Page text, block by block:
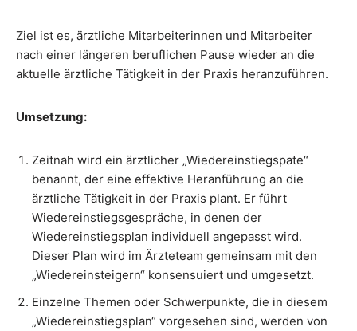
Ziel ist es, ärztliche Mitarbeiterinnen und Mitarbeiter
nach einer längeren beruflichen Pause wieder an die
aktuelle ärztliche Tätigkeit in der Praxis heranzuführen.
Umsetzung:
Zeitnah wird ein ärztlicher „Wiedereinstiegspate“
benannt, der eine effektive Heranführung an die
ärztliche Tätigkeit in der Praxis plant. Er führt
Wiedereinstiegsgespräche, in denen der
Wiedereinstiegsplan individuell angepasst wird.
Dieser Plan wird im Ärzteteam gemeinsam mit den
„Wiedereinsteigern“ konsensuiert und umgesetzt.
Einzelne Themen oder Schwerpunkte, die in diesem
„Wiedereinstiegsplan“ vorgesehen sind, werden von